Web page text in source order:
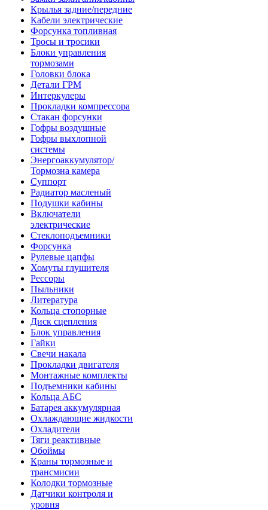
Крылья задние/передние
Кабели электрические
Форсунка топливная
Тросы и тросики
Блоки управления
тормозами
Головки блока
Детали ГРМ
Интеркулеры
Прокладки компрессора
Стакан форсунки
Гофры воздушные
Гофры выхлопной
системы
Энергоаккумулятор/
Тормозна камера
Суппорт
Радиатор масленый
Подушки кабины
Включатели
электрические
Стеклоподъемники
Форсунка
Рулевые цапфы
Хомуты глушителя
Рессоры
Пыльники
Литература
Кольца стопорные
Диск сцепления
Блок управления
Гайки
Свечи накала
Прокладки двигателя
Монтажные комплекты
Подъемники кабины
Кольца АБС
Батарея аккумулярная
Охлаждающие жидкости
Охладители
Тяги реактивные
Обоймы
Краны тормозные и
трансмисии
Колодки тормозные
Датчики контроля и
уровня